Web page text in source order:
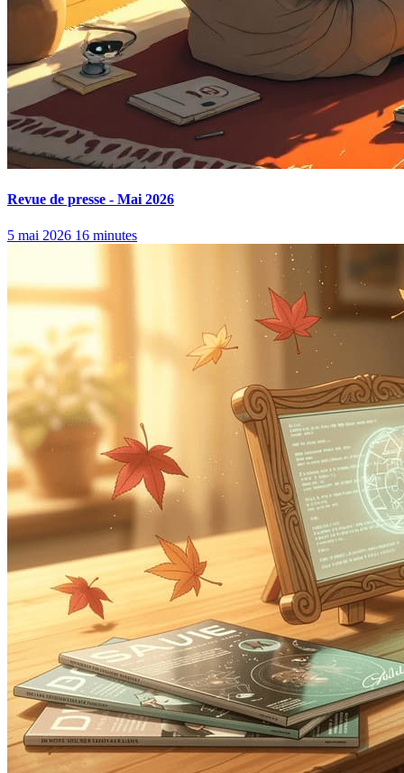
Revue de presse - Mai 2026
5 mai 2026 16 minutes